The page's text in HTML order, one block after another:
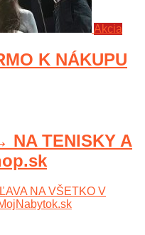
Akcia
K NÁKUPU
NA TENISKY A